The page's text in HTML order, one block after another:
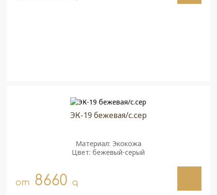
ЭК-19 бежевая/с.сер
Материал: Экокожа
Цвет: бежевый-серый
от 8660 q